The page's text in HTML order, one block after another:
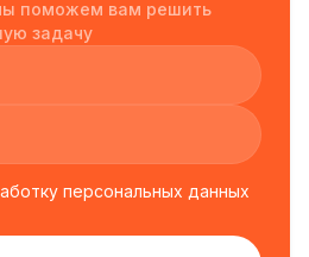
поможем вам решить
задачу
персональных данных